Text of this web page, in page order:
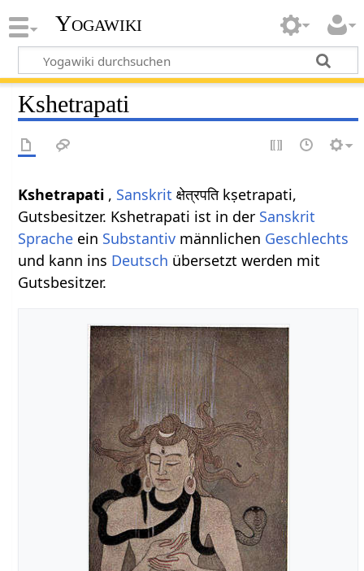
Yogawiki
Kshetrapati
Kshetrapati , Sanskrit क्षेत्रपति kṣetrapati,
Gutsbesitzer. Kshetrapati ist in der Sanskrit
Sprache ein Substantiv männlichen Geschlechts
und kann ins Deutsch übersetzt werden mit
Gutsbesitzer.